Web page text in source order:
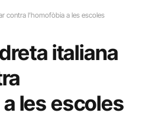
contra l’homofòbia a les escoles
italiana
les escoles